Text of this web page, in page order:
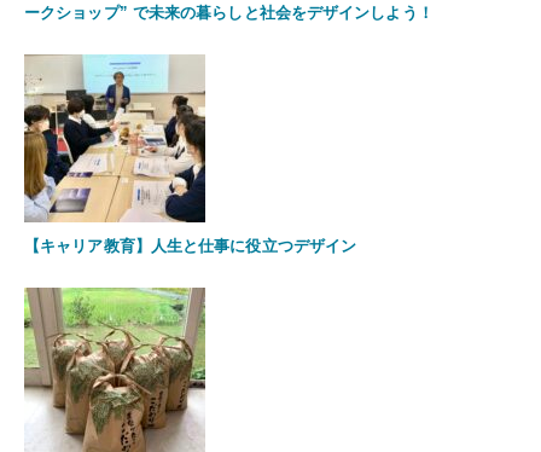
ークショップ” で未来の暮らしと社会をデザインしよう！
【キャリア教育】人生と仕事に役立つデザイン